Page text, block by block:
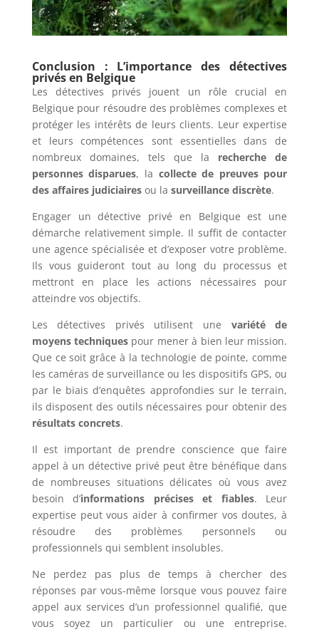
Conclusion : L’importance des détectives
privés en Belgique
Les détectives privés jouent un rôle crucial en
Belgique pour résoudre des problèmes complexes et
protéger les intérêts de leurs clients. Leur expertise
et leurs compétences sont essentielles dans de
nombreux domaines, tels que la recherche de
personnes disparues, la collecte de preuves pour
des affaires judiciairesou la surveillance discrète.
Engager un détective privé en Belgique est une
démarche relativement simple. Il suffit de contacter
une agence spécialisée et d’exposer votre problème.
Ils vous guideront tout au long du processus et
mettront en place les actions nécessaires pour
atteindre vos objectifs.
Les détectives privés utilisent une variété de
moyens techniques pour mener à bien leur mission.
Que ce soit grâce à la technologie de pointe, comme
les caméras de surveillance ou les dispositifs GPS, ou
par le biais d’enquêtes approfondies sur le terrain,
ils disposent des outils nécessaires pour obtenir des
résultats concrets.
Il est important de prendre conscience que faire
appel à un détective privé peut être bénéfique dans
de nombreuses situations délicates où vous avez
besoin d’informations précises et fiables. Leur
expertise peut vous aider à confirmer vos doutes, à
résoudre des problèmes personnels ou
professionnels qui semblent insolubles.
Ne perdez pas plus de temps à chercher des
réponses par vous-même lorsque vous pouvez faire
appel aux services d’un professionnel qualifié, que
vous soyez un particulier ou une entreprise.